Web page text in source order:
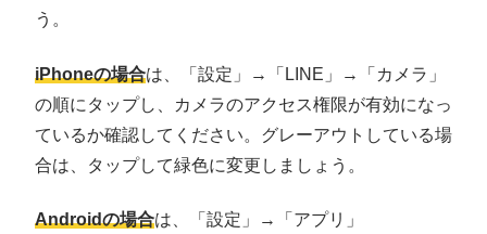
う。
iPhoneの場合は、「設定」→「LINE」→「カメラ」
の順にタップし、カメラのアクセス権限が有効になっ
ているか確認してください。グレーアウトしている場
合は、タップして緑色に変更しましょう。
Androidの場合は、「設定」→「アプリ」